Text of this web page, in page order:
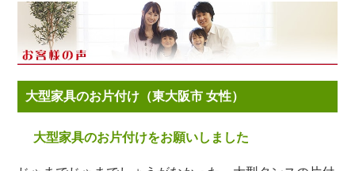
大型家具のお片付け（東大阪市 女性）
大型家具のお片付けをお願いしました